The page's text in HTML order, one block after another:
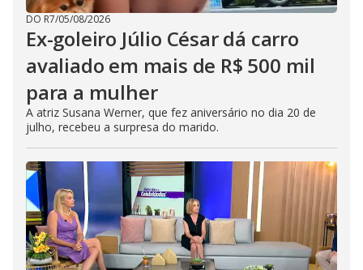
DO R7/05/08/2026
Ex-goleiro Júlio César dá carro
avaliado em mais de R$ 500 mil
para a mulher
A atriz Susana Werner, que fez aniversário no dia 20 de
julho, recebeu a surpresa do marido.